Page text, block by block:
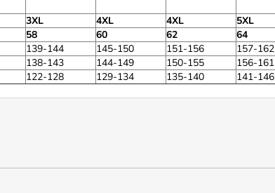
3XL 4XL 4XL 5XL
58 60 62 64
139-144 145-150 151-156 157-162
138-143 144-149 150-155 156-161
122-128 129-134 135-140 141-146